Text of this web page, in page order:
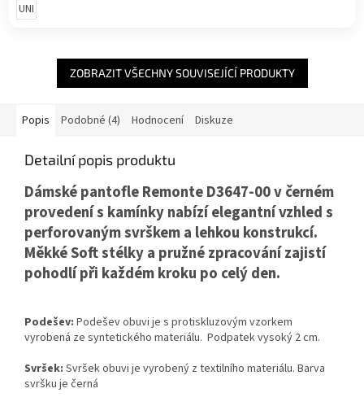
UNI
ZOBRAZIT VŠECHNY SOUVISEJÍCÍ PRODUKTY
Popis Podobné (4) Hodnocení Diskuze
Detailní popis produktu
Dámské pantofle Remonte D3647-00 v černém
provedení s kamínky nabízí elegantní vzhled s
perforovaným svrškem a lehkou konstrukcí.
Měkké Soft stélky a pružné zpracování zajistí
pohodlí při každém kroku po celý den.
Podešev: Podešev obuvi je s protiskluzovým vzorkem
vyrobená ze syntetického materiálu. Podpatek vysoký 2 cm.
Svršek: Svršek obuvi je vyrobený z textilního materiálu. Barva
svršku je černá